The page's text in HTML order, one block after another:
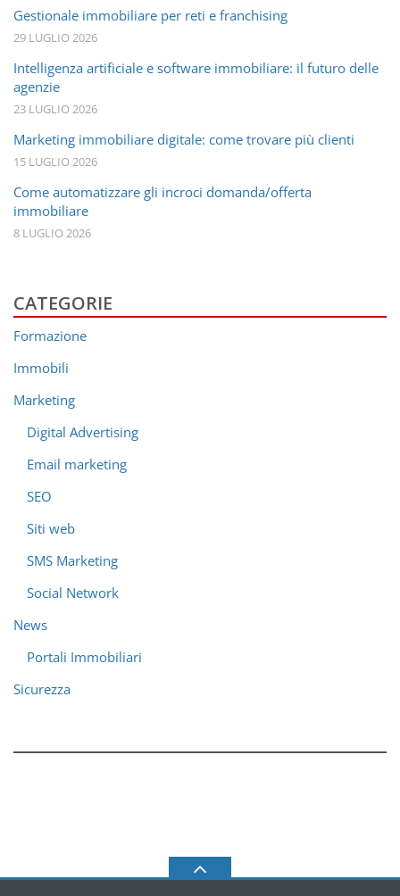
Gestionale immobiliare per reti e franchising
29 LUGLIO 2026
Intelligenza artificiale e software immobiliare: il futuro delle
agenzie
23 LUGLIO 2026
Marketing immobiliare digitale: come trovare più clienti
15 LUGLIO 2026
Come automatizzare gli incroci domanda/offerta
immobiliare
8 LUGLIO 2026
CATEGORIE
Formazione
Immobili
Marketing
Digital Advertising
Email marketing
SEO
Siti web
SMS Marketing
Social Network
News
Portali Immobiliari
Sicurezza